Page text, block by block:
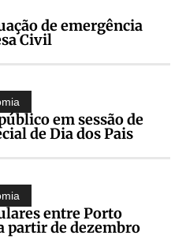
de emergência
Civil
em sessão de
de Dia dos Pais
entre Porto
partir de dezembro